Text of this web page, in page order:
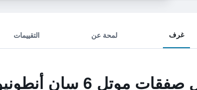
غرف لمحة عن التقييمات
6 سان أنطونيو، تكساس - سي وورلد نورث